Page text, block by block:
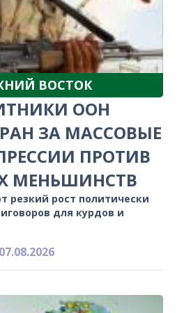
ВОСТОК
ООН
ЗА МАССОВЫЕ
ПРОТИВ
МЕНЬШИНСТВ
резкий рост политически
для курдов и
07.08.2026